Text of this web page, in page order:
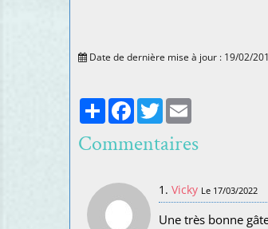
Date de dernière mise à jour : 19/02/
PartagerFacebook
Twitter
Commentaires
1. Vicky Le 17/03/2022
Une très bonne